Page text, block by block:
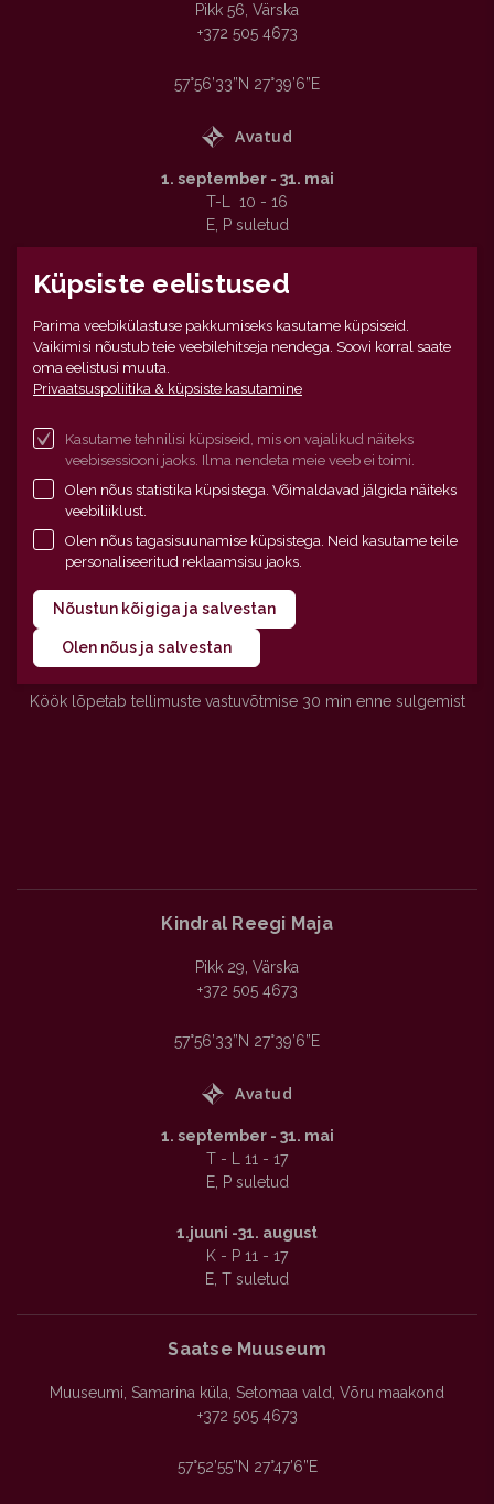
Küpsiste eelistused
Parima veebikülastuse pakkumiseks kasutame küpsiseid.
Vaikimisi nõustub teie veebilehitseja nendega. Soovi korral saate
oma eelistusi muuta.
Privaatsuspoliitika & küpsiste kasutamine
Kasutame tehnilisi küpsiseid, mis on vajalikud näiteks
veebisessiooni jaoks. Ilma nendeta meie veeb ei toimi.
Olen nõus statistika küpsistega. Võimaldavad jälgida näiteks
veebiliiklust.
Olen nõus tagasisuunamise küpsistega. Neid kasutame teile
personaliseeritud reklaamsisu jaoks.
Nõustun kõigiga ja salvestan
Olen nõus ja salvestan
Pikk 56, Värska
+372 505 4673
57°56’33”N 27°39’6”E
 Avatud
1. september - 31. mai
T-L 10 - 16
E, P suletud
1. juuni - 31. august
T–L 10 – 18
E, P 10 - 16
Seto Tsäimaja
Pikk 56, Värska, 64001
+372 505 4673
 Avatud
E - L 11 - 17
P suletud
Köök lõpetab tellimuste vastuvõtmise 30 min enne sulgemist
Kindral Reegi Maja
Pikk 29, Värska
+372 505 4673
57°56’33”N 27°39’6”E
 Avatud
1. september - 31. mai
T - L 11 - 17
E, P suletud
1.juuni -31. august
K - P 11 - 17
E, T suletud
Saatse Muuseum
Muuseumi, Samarina küla, Setomaa vald, Võru maakond
+372 505 4673
57°52’55”N 27°47’6”E